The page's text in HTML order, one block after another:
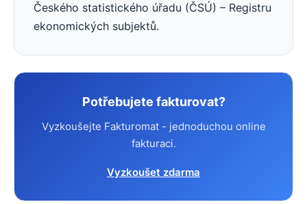
Českého statistického úřadu (ČSÚ) – Registru
ekonomických subjektů.
Potřebujete fakturovat?
Vyzkoušejte Fakturomat - jednoduchou online
fakturaci.
Vyzkoušet zdarma